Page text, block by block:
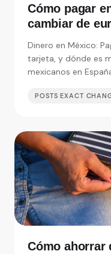
Cómo pagar
cambiar de
en España
Dinero en México:
tarjeta, y dónde es
mexicanos en
POSTS EXACT
Cómo ahorrar